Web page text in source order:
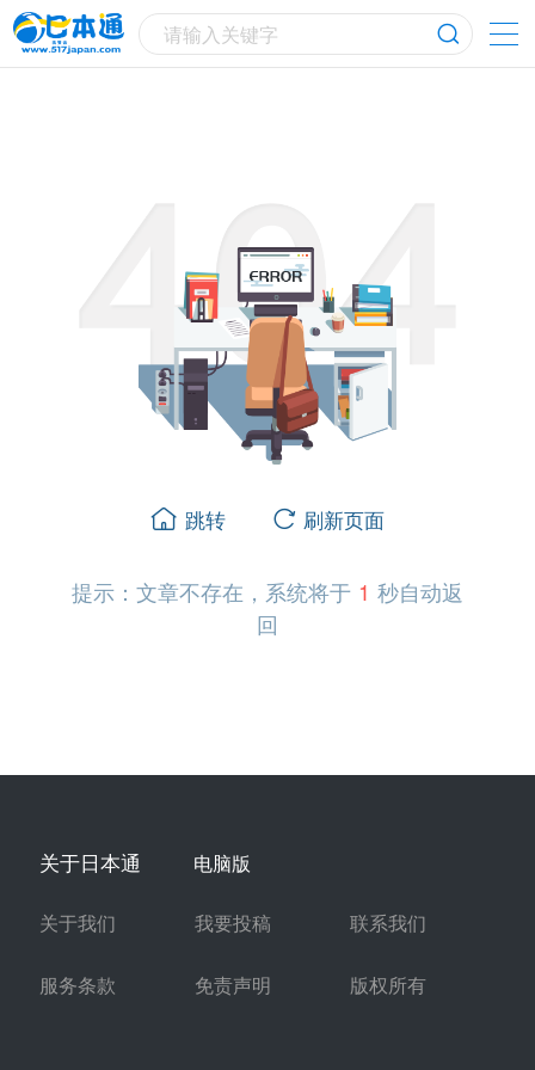
请输入关键字
跳转 刷新页面
提示：文章不存在，系统将于 1 秒自动返
回
电脑版
关于日本通
关于我们 我要投稿 联系我们
服务条款 免责声明 版权所有